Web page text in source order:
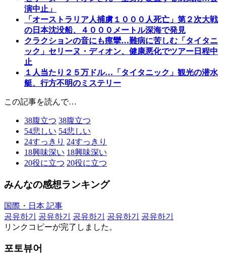
演中止」
「オーストラリア人捕虜１０００人死亡」第２次大戦
の日本沈没船、４０００メートル深海で発見
クラクションの音にも痙攣…難病に苦しむ「タイタニ
ック」セリーヌ・ディオン、健康悪化でツアー日程中
止
１人当たり２５万ドル…「タイタニック」観光の潜水
艇、行方不明のミステリー
この記事を読んで…
38腹立つ 38腹立つ
54悲しい 54悲しい
24すっきり 24すっきり
18興味深い 18興味深い
20役に立つ 20役に立つ
みんなの感想ランキング
国際・日本 記事
공유하기
공유하기 공유하기 공유하기
공유하기
リンクコピーが完了しました。
포토뷰어